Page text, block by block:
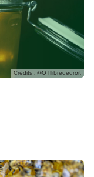
Crédits : @OTIlibrededroit